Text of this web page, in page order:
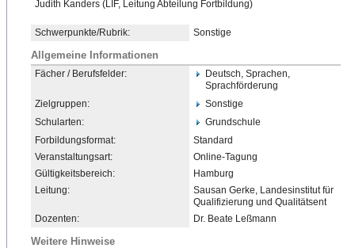
Ju​dith Kanders (LIF, Leitung Abteilung Fortbildung)
Schwerpunkte/Rubrik: Sonstige
Allgemeine Informationen
Fächer / Berufsfelder:
Deutsch, Sprachen,
Sprachförderung
Zielgruppen:
Sonstige
Schularten:
Grundschule
Forbildungsformat:
Standard
Veranstaltungsart:
Online-Tagung
Gültigkeitsbereich:
Hamburg
Leitung:
Sausan Gerke, Landesinstitut für
Qualifizierung und Qualitätsent
Dozenten:
Dr. Beate Leßmann
Weitere Hinweise